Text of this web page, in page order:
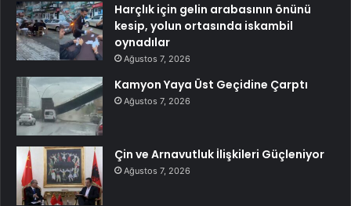
Harçlık için gelin arabasının önünü
kesip, yolun ortasında iskambil
oynadılar
Ağustos 7, 2026
Kamyon Yaya Üst Geçidine Çarptı
Ağustos 7, 2026
Çin ve Arnavutluk İlişkileri Güçleniyor
Ağustos 7, 2026